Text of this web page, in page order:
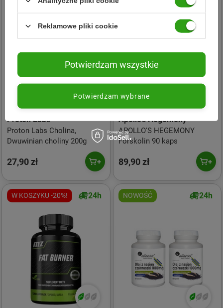
Proton Labs
Proton Labs Cholina,
Dwuwinian choliny 200g
27,90 zł
Apollo's Hegemony
APOLLO'S HEGEMONY
Forskolin 90 kaps
89,90 zł
W KOSZYKU -20%! 24h NOWOŚĆ 24h
Reklamowe pliki cookie
Potwierdzam wybrane
Potwierdzam wszystkie